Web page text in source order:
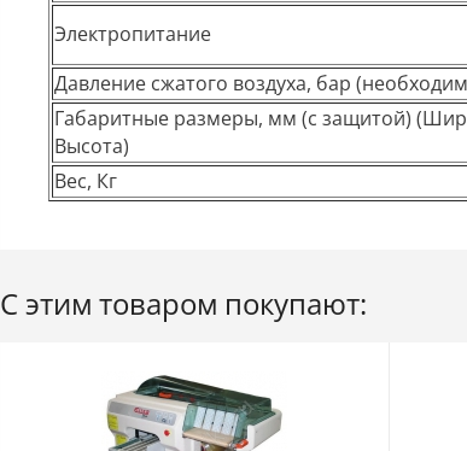
Электропитание
Давление сжатого воздуха, бар
Габаритные размеры, мм (с защитой)
Высота)
Вес, Кг
С этим товаром покупают: